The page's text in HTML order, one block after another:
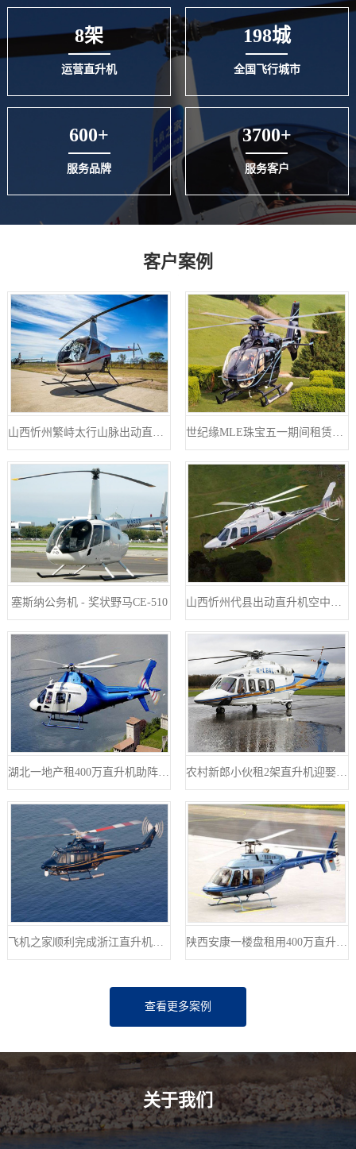
8架
运营直升机
198城
全国飞行城市
600+
服务品牌
3700+
服务客户
客户案例
世纪缘MLE珠宝五一期间租赁4架直升机在四个城市庆典
塞斯纳公务机 - 奖状野马CE-510
湖北一地产租400万直升机助阵开业 农村新郎小伙租2架直升机迎娶新娘相恋7年婚礼十分浪漫
飞机之家顺利完成浙江直升机航测作业 陕西安康一楼盘租用400万直升机空中看房
查看更多案例
关于我们